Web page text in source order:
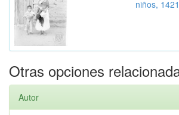
niños, 1421
Otras opciones
Autor